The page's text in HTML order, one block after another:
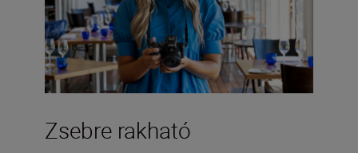
Zsebre rakható